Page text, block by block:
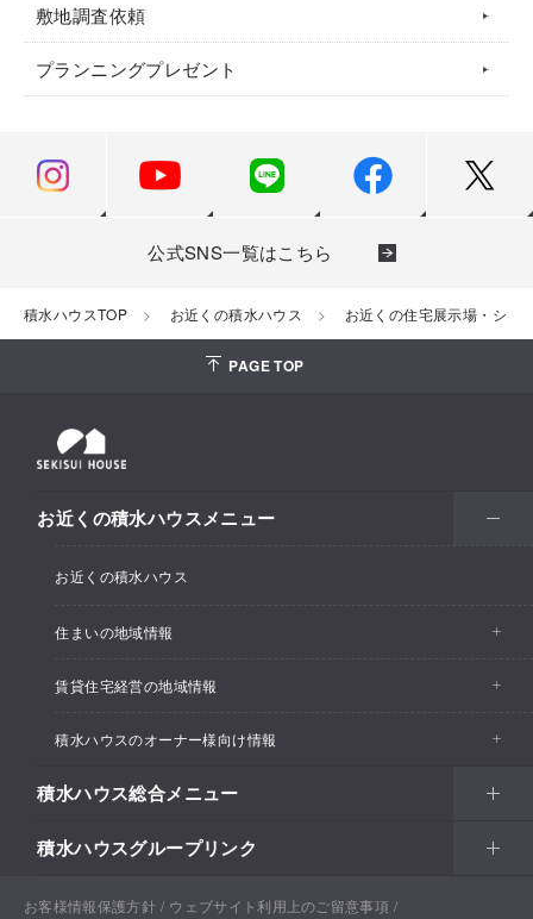
敷地調査依頼
プランニングプレゼント
公式SNS一覧はこちら
積水ハウスTOP お近くの積水ハウス お近くの住宅展示場・ショ
PAGE TOP
お近くの積水ハウスメニュー
お近くの積水ハウス
住まいの地域情報
イベント情報
住宅展示場・ショールーム情報
分譲住宅・土地
賃貸住宅経営の地域情報
イベント情報
支店・事業所情報
賃貸住宅経営（シャーメゾン）
積水ハウスのオーナー様向け情報
カスタマーズセンター
リフォーム
Netオーナーズクラブ
積水ハウス総合メニュー
住まい
戸建住宅
土地活用
積水ハウスグループリンク
積水ハウス ノイエ株式会社
お客様情報保護方針 ウェブサイト利用上のご留意事項